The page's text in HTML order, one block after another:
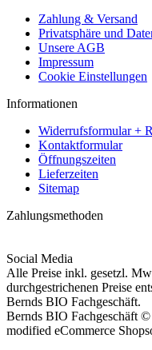
Zahlung & Versand
Privatsphäre und
Unsere AGB
Impressum
Cookie Einstellungen
Informationen
Widerrufsformular +
Kontaktformular
Öffnungszeiten
Lieferzeiten
Sitemap
Zahlungsmethoden
Social Media
Alle Preise inkl. gesetzl.
durchgestrichenen Preise
Bernds BIO Fachgeschäft.
Bernds BIO Fachgeschäft
modified eCommerce